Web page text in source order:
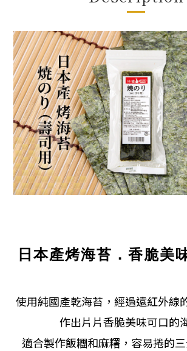
日本產烤海苔．香脆美
使用純國產乾海苔，經過遠紅外線
作出片片香脆美味可口的
適合製作飯糰和麻糬，容易捲的